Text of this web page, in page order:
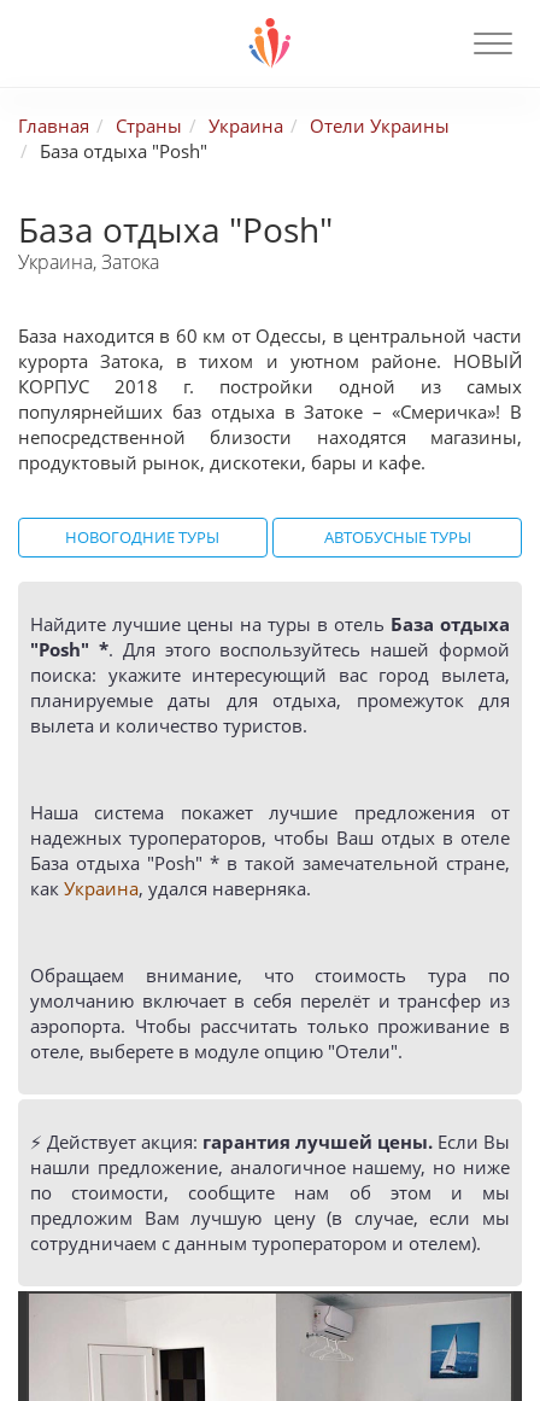
Главная Страны Украина
Отели Украины
База отдыха "Posh"
База отдыха "Posh"
Украина, Затока
База находится в 60 км от Одессы, в центральной части
курорта Затока, в тихом и уютном районе. НОВЫЙ
КОРПУС 2018 г. постройки одной из самых
популярнейших баз отдыха в Затоке – «Смеричка»! В
непосредственной близости находятся магазины,
продуктовый рынок, дискотеки, бары и кафе.
НОВОГОДНИЕ ТУРЫ АВТОБУСНЫЕ ТУРЫ
Найдите лучшие цены на туры в отель База отдыха
"Posh" *. Для этого воспользуйтесь нашей формой
поиска: укажите интересующий вас город вылета,
планируемые даты для отдыха, промежуток для
вылета и количество туристов.
Наша система покажет лучшие предложения от
надежных туроператоров, чтобы Ваш отдых в отеле
База отдыха "Posh" * в такой замечательной стране,
как Украина, удался наверняка.
Обращаем внимание, что стоимость тура по
умолчанию включает в себя перелёт и трансфер из
аэропорта. Чтобы рассчитать только проживание в
отеле, выберете в модуле опцию "Отели".
⚡️ Действует акция: гарантия лучшей цены. Если Вы
нашли предложение, аналогичное нашему, но ниже
по стоимости, сообщите нам об этом и мы
предложим Вам лучшую цену (в случае, если мы
сотрудничаем с данным туроператором и отелем).